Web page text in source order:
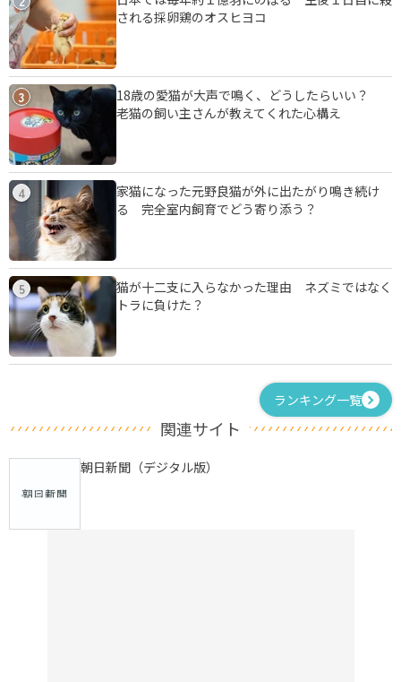
される採卵鶏のオスヒヨコ
3
18歳の愛猫が大声で鳴く、どうしたらいい？
老猫の飼い主さんが教えてくれた心構え
4
家猫になった元野良猫が外に出たがり鳴き続け
る 完全室内飼育でどう寄り添う？
5
猫が十二支に入らなかった理由 ネズミではなく
トラに負けた？
ランキング一覧
関連サイト
朝日新聞（デジタル版）